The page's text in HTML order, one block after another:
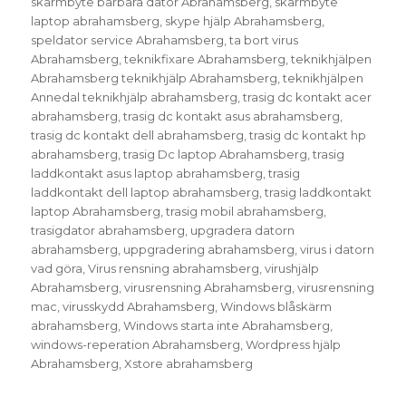
laptop abrahamsberg skype hjälp Abrahamsberg
speldator service Abrahamsberg ,ta bort virus
Abrahamsberg ,teknikfixare Abrahamsberg ,teknikhjälpen
Abrahamsberg teknikhjälp Abrahamsberg ,teknikhjälpen
Annedal teknikhjälp abrahamsberg ,trasig dc kontakt acer
abrahamsberg ,trasig dc kontakt asus abrahamsberg
trasig dc kontakt dell abrahamsberg ,trasig dc kontakt hp
abrahamsberg ,trasig Dc laptop Abrahamsberg ,trasig
laddkontakt asus laptop abrahamsberg ,trasig
laddkontakt dell laptop abrahamsberg ,trasig laddkontakt
laptop Abrahamsberg ,trasig mobil abrahamsberg
trasigdator abrahamsberg upgradera datorn
abrahamsberg uppgradering abrahamsberg ,virus i datorn
vad göra ,Virus rensning abrahamsberg ,virushjälp
Abrahamsberg ,virusrensning Abrahamsberg ,virusrensning
mac ,virusskydd Abrahamsberg ,Windows blåskärm
abrahamsberg ,Windows starta inte Abrahamsberg
windows-reperation Abrahamsberg ,Wordpress hjälp
Abrahamsberg ,Xstore abrahamsberg